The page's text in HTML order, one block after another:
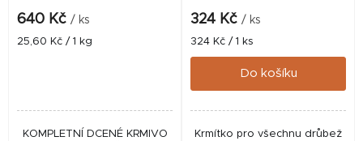
640 Kč / ks
Měrná
25,60 Kč / 1 kg
KOMPLETNÍ DCENÉ KRMIVO
324 Kč / ks
Měrná
cena:
324 Kč / 1 ks
Do košíku
Krmítko pro všechnu drůbež